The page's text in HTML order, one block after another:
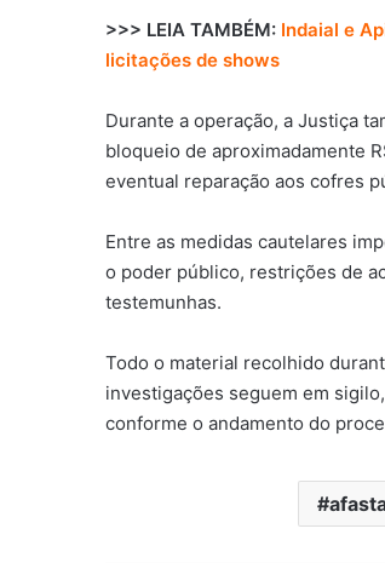
>>> LEIA TAMBÉM: Indaial e
licitações de shows
Durante a operação, a Justiça
bloqueio de aproximadamente
eventual reparação aos cofres
Entre as medidas cautelares
o poder público, restrições de
testemunhas.
Todo o material recolhido
investigações seguem em
conforme o andamento do